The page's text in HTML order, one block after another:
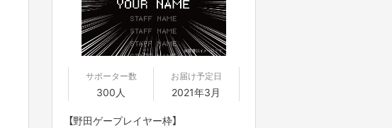
サポーター数
300人
お届け予定日
2021年3月
【野田ゲープレイヤー枠】